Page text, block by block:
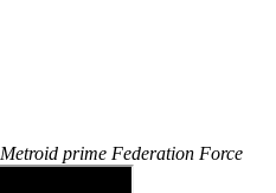
Metroid prime Federation Force